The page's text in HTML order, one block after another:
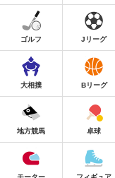
ゴルフ Jリーグ
大相撲 Bリーグ
地方競馬 卓球